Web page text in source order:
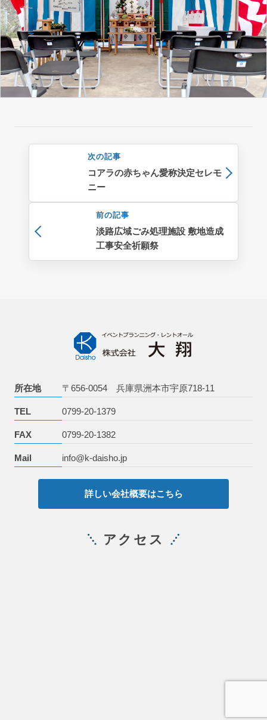
式典・地鎮祭・セレモニー
サイン制作・施工
備品レンタル
会社概要
次の記事
コアラの赤ちゃん愛称決定セレモ
ニー
前の記事
淡路広域ごみ処理施設 敷地造成
工事安全祈願祭
所在地 〒656-0054 兵庫県洲本市宇原718-11
TEL 0799-20-1379
FAX 0799-20-1382
Mail info@k-daisho.jp
詳しい会社概要はこちら
アクセス